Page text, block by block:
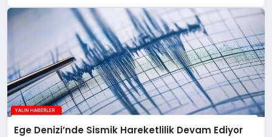
Ege Denizi’nde Sismik Hareketlilik Devam Ediyor